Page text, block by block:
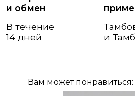
Вам может понравиться: